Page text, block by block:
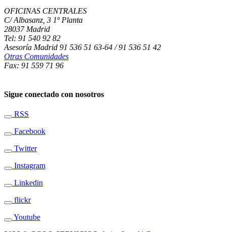
OFICINAS CENTRALES
C/ Albasanz, 3 1º Planta
28037 Madrid
Tel: 91 540 92 82
Asesoría Madrid 91 536 51 63-64 / 91 536 51 42
Otras Comunidades
Fax: 91 559 71 96
Sigue conectado con nosotros
RSS
Facebook
Twitter
Instagram
Linkedin
flickr
Youtube